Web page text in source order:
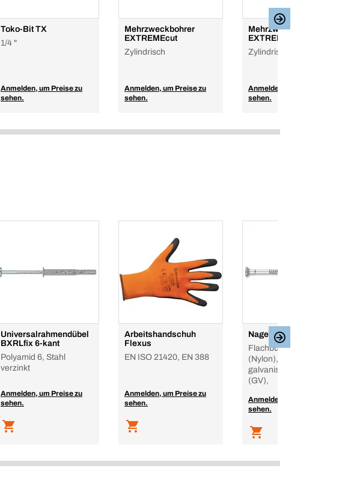
Toko-Bit TX
1/4 "
Anmelden, um Preise zu
sehen.
Mehrzweckbohrer
EXTREMEcut
Zylindrisch
Anmelden, um Preise zu
sehen.
Mehrzweckbohrer
EXTREMEcut
Zylindrisch, extra lang
Anmelden, um Preise zu
sehen.
Universalrahmendübel
BXRLfix 6-kant
Polyamid 6, Stahl
verzinkt
Anmelden, um Preise zu
sehen.
Arbeitshandschuh
Flexus
EN ISO 21420, EN 388
Anmelden, um Preise zu
sehen.
Nageldübel FLASHfix
Flachbund, Polyamid
(Nylon), Stahl
galvanisch verzinkt
(GV),
Anmelden, um Preise zu
sehen.